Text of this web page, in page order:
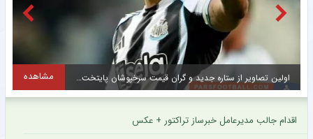
اولین تصاویر از ستاره جدید و گران قیمت سرخپوشان پایتخت + عکس مشاهده
اقدام جالب مدیرعامل خبرساز تراکتور + عکس